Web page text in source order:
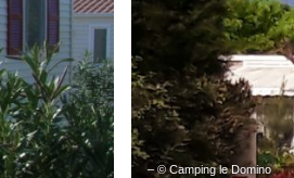
– © Camping le Domino